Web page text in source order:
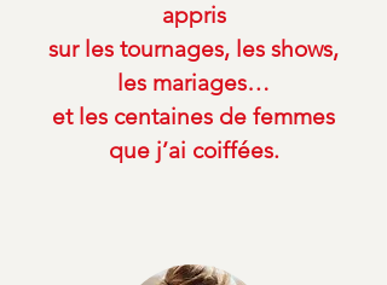
appris
sur les tournages, les shows,
les mariages…
et les centaines de femmes
que j’ai coiffées.